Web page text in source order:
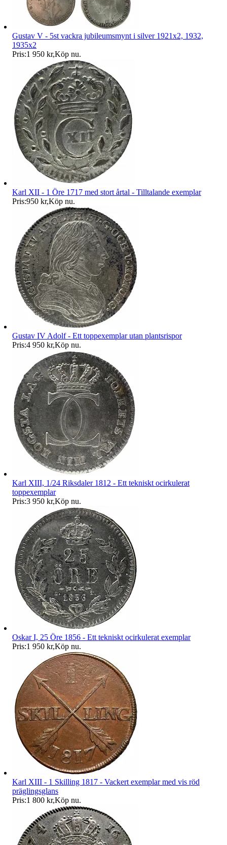
Gustav V - 5st vackra jubileumsmynt i silver 1921x2, 1932,
1935x2
Pris:1 950 kr,Köp nu.
Karl XII - 1 Öre 1717 med stort årtal - Tilltalande exemplar
Pris:950 kr,Köp nu.
Gustav IV Adolf - Ett toppexemplar utan plantsrispor
Pris:4 950 kr,Köp nu.
Karl XIII, 1/24 Riksdaler 1812 - Ett tekniskt ocirkulerat
toppexemplar
Pris:3 950 kr,Köp nu.
Oskar I, 25 Öre 1856 - Ett tekniskt ocirkulerat exemplar
Pris:1 950 kr,Köp nu.
Karl XIII - 1 Skilling 1817 - Vackert exemplar med vis röd
präglingsglans
Pris:1 800 kr,Köp nu.